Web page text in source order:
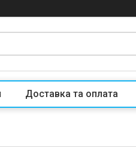
Доставка та оплата